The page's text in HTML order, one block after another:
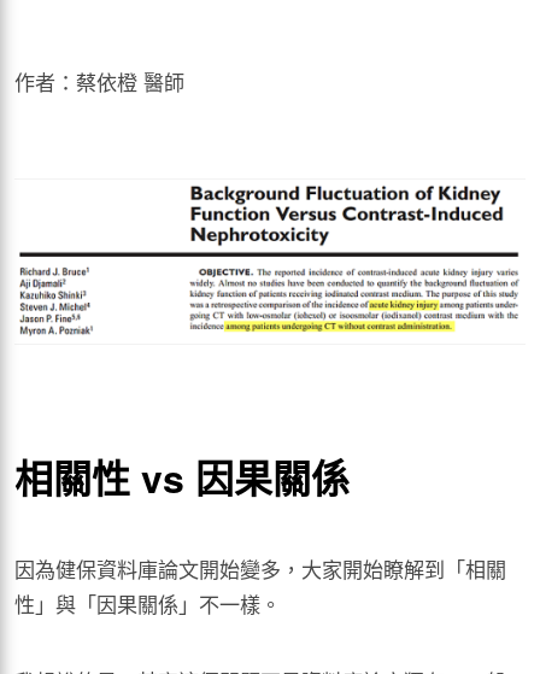
作者：蔡依橙 醫師
相關性 vs 因果關係
因為健保資料庫論文開始變多，大家開始瞭解到「相關
性」與「因果關係」不一樣。